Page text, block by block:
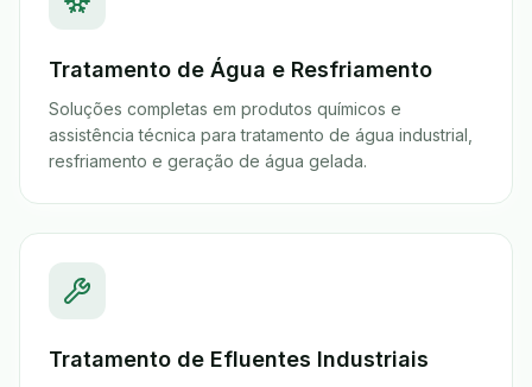
Tratamento de Água e Resfriamento
Soluções completas em produtos químicos e
assistência técnica para tratamento de água industrial,
resfriamento e geração de água gelada.
Tratamento de Efluentes Industriais